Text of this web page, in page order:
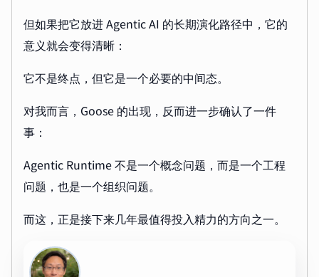
但如果把它放进 Agentic AI 的长期演化路径中，它的
意义就会变得清晰：
它不是终点，但它是一个必要的中间态。
对我而言，Goose 的出现，反而进一步确认了一件
事：
Agentic Runtime 不是一个概念问题，而是一个工程
问题，也是一个组织问题。
而这，正是接下来几年最值得投入精力的方向之一。